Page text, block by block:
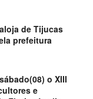
de Tijucas
prefeitura
o XIII
e